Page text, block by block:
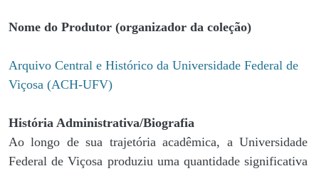
Nome do Produtor (organizador da coleção)
Arquivo Central e Histórico da Universidade Federal de
Viçosa (ACH-UFV)
História Administrativa/Biografia
Ao longo de sua trajetória acadêmica, a Universidade
Federal de Viçosa produziu uma quantidade significativa